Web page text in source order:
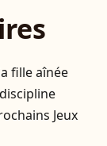
fille aînée
Jeux